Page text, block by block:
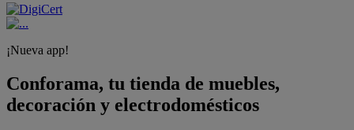
¡Nueva app!
Conforama, tu tienda de muebles,
decoración y electrodomésticos